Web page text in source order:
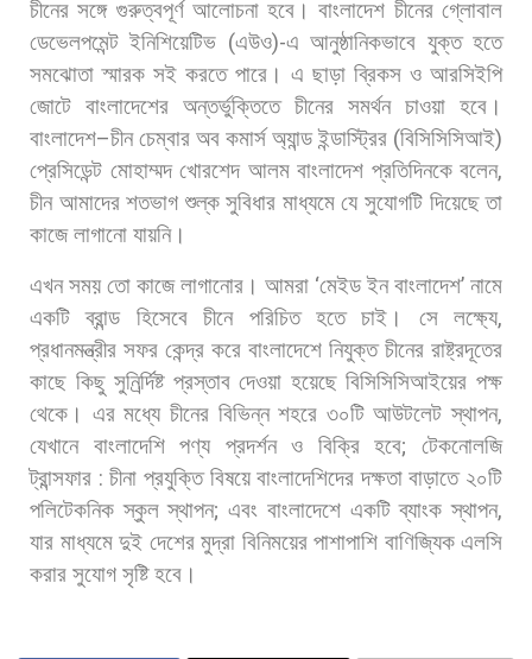
চীনের সঙ্গে গুরুত্বপূর্ণ আলোচনা হবে। বাংলাদেশ চীনের গ্লোবাল
ডেভেলপমেন্ট ইনিশিয়েটিভ (এউও)-এ আনুষ্ঠানিকভাবে যুক্ত হতে
সমঝোতা স্মারক সই করতে পারে। এ ছাড়া ব্রিকস ও আরসিইপি
জোটে বাংলাদেশের অন্তর্ভুক্তিতে চীনের সমর্থন চাওয়া হবে।
বাংলাদেশ–চীন চেম্বার অব কমার্স অ্যান্ড ইন্ডাস্ট্রির (বিসিসিসিআই)
প্রেসিডেন্ট মোহাম্মদ খোরশেদ আলম বাংলাদেশ প্রতিদিনকে বলেন,
চীন আমাদের শতভাগ শুল্ক সুবিধার মাধ্যমে যে সুযোগটি দিয়েছে তা
কাজে লাগানো যায়নি।
এখন সময় তো কাজে লাগানোর। আমরা ‘মেইড ইন বাংলাদেশ’ নামে
একটি
ব্রান্ড হিসেবে চীনে পরিচিত হতে চাই। সে লক্ষ্যে,
প্রধানমন্ত্রীর সফর কেন্দ্র করে বাংলাদেশে নিযুক্ত চীনের রাষ্ট্রদূতের
কাছে কিছু সুনির্র্দিষ্ট প্রস্তাব দেওয়া হয়েছে বিসিসিসিআইয়ের পক্ষ
থেকে। এর মধ্যে চীনের বিভিন্ন শহরে ৩০টি আউটলেট স্থাপন,
যেখানে বাংলাদেশি পণ্য প্রদর্শন ও বিক্রি হবে;টেকনোলজি
ট্রান্সফার :চীনা প্রযুক্তি বিষয়ে বাংলাদেশিদের দক্ষতা বাড়াতে ২০টি
পলিটেকনিক স্কুল স্থাপন;এবং বাংলাদেশে একটি ব্যাংক স্থাপন,
যার মাধ্যমে দুই দেশের মুদ্রা বিনিময়ের পাশাপাশি বাণিজ্যিক এলসি
করার সুযোগ সৃষ্টি হবে।